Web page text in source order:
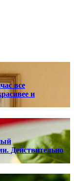
все
и
Действительно